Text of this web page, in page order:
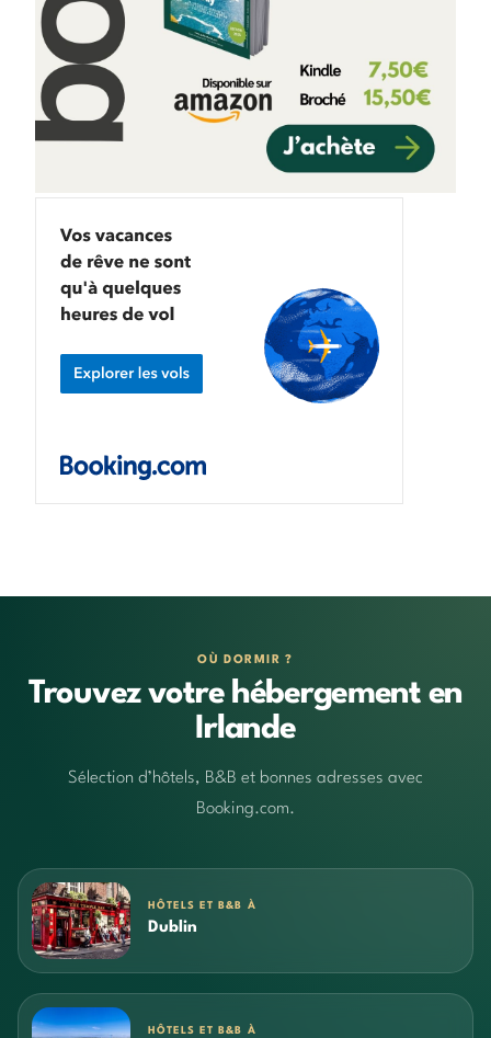
OÙ DORMIR ?
Trouvez votre hébergement en
Irlande
Sélection d’hôtels, B&B et bonnes adresses avec
Booking.com.
HÔTELS ET B&B À
Dublin
HÔTELS ET B&B À